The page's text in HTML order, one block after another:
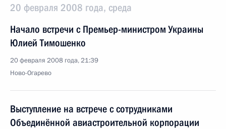
20 февраля 2008 года, среда
Начало встречи с Премьер-министром Украины
Юлией Тимошенко
20 февраля 2008 года, 21:39
Ново-Огарево
Выступление на встрече с сотрудниками
Объединённой авиастроительной корпорации